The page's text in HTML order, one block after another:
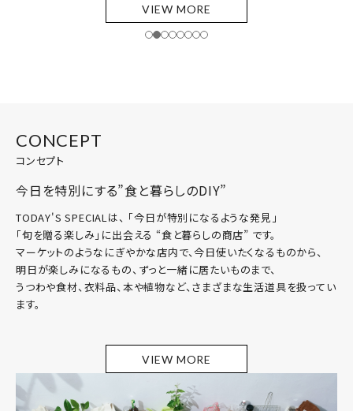
VIEW MORE
CONCEPT
コンセプト
今日を特別にする”食と暮らしのDIY”
TODAY'S SPECIALは、 「今日が特別になるような発見」
「旬を贈る楽しみ」に出会える “食と暮らしの商店” です。
マーケットのようなにぎやかな店内で、今日使いたくなるものから、
明日が楽しみになるもの、ずっと一緒に居たいものまで、
うつわや食材、衣料品、本や植物など、さまざまな生活道具を扱ってい
ます。
VIEW MORE